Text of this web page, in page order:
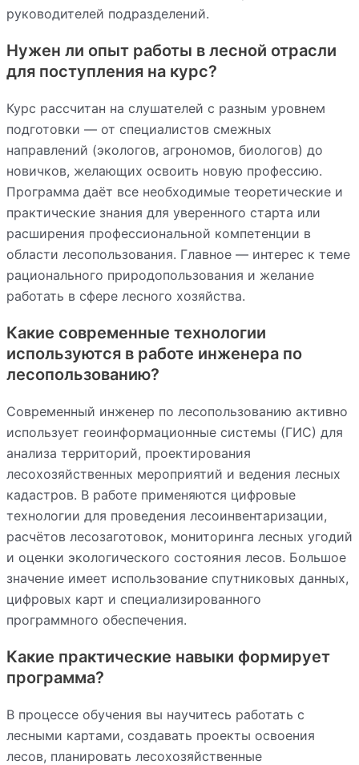
руководителей подразделений.
Нужен ли опыт работы в лесной отрасли
для поступления на курс?
Курс рассчитан на слушателей с разным уровнем
подготовки — от специалистов смежных
направлений (экологов, агрономов, биологов) до
новичков, желающих освоить новую профессию.
Программа даёт все необходимые теоретические и
практические знания для уверенного старта или
расширения профессиональной компетенции в
области лесопользования. Главное — интерес к теме
рационального природопользования и желание
работать в сфере лесного хозяйства.
Какие современные технологии
используются в работе инженера по
лесопользованию?
Современный инженер по лесопользованию активно
использует геоинформационные системы (ГИС) для
анализа территорий, проектирования
лесохозяйственных мероприятий и ведения лесных
кадастров. В работе применяются цифровые
технологии для проведения лесоинвентаризации,
расчётов лесозаготовок, мониторинга лесных угодий
и оценки экологического состояния лесов. Большое
значение имеет использование спутниковых данных,
цифровых карт и специализированного
программного обеспечения.
Какие практические навыки формирует
программа?
В процессе обучения вы научитесь работать с
лесными картами, создавать проекты освоения
лесов, планировать лесохозяйственные